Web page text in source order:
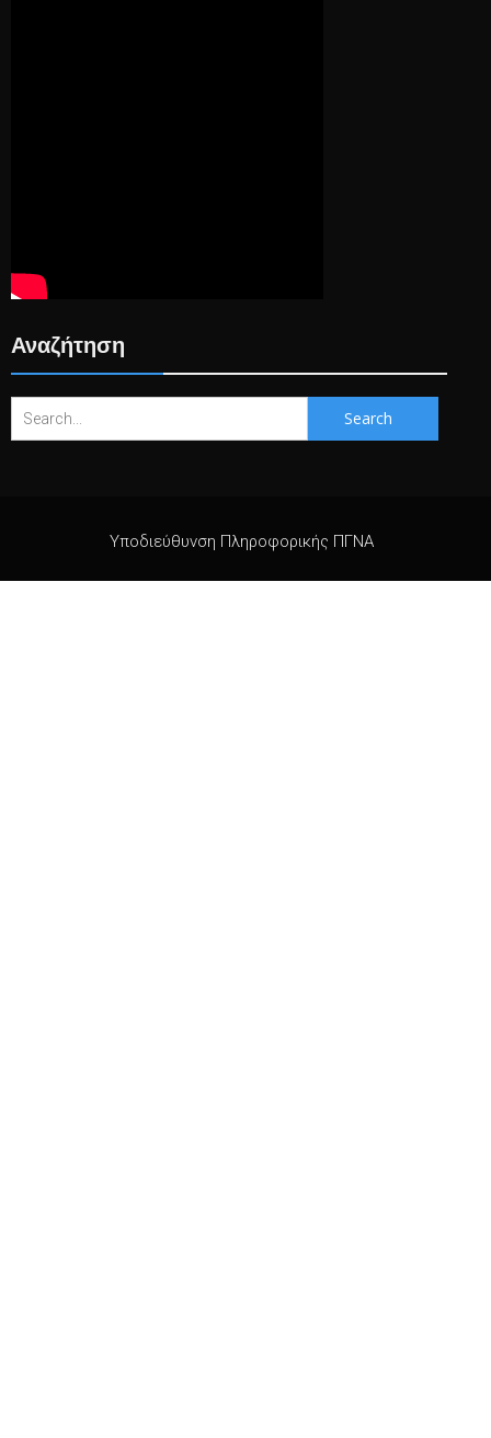
Αναζήτηση
for:
Υποδιεύθυνση Πληροφορικής ΠΓΝΑ